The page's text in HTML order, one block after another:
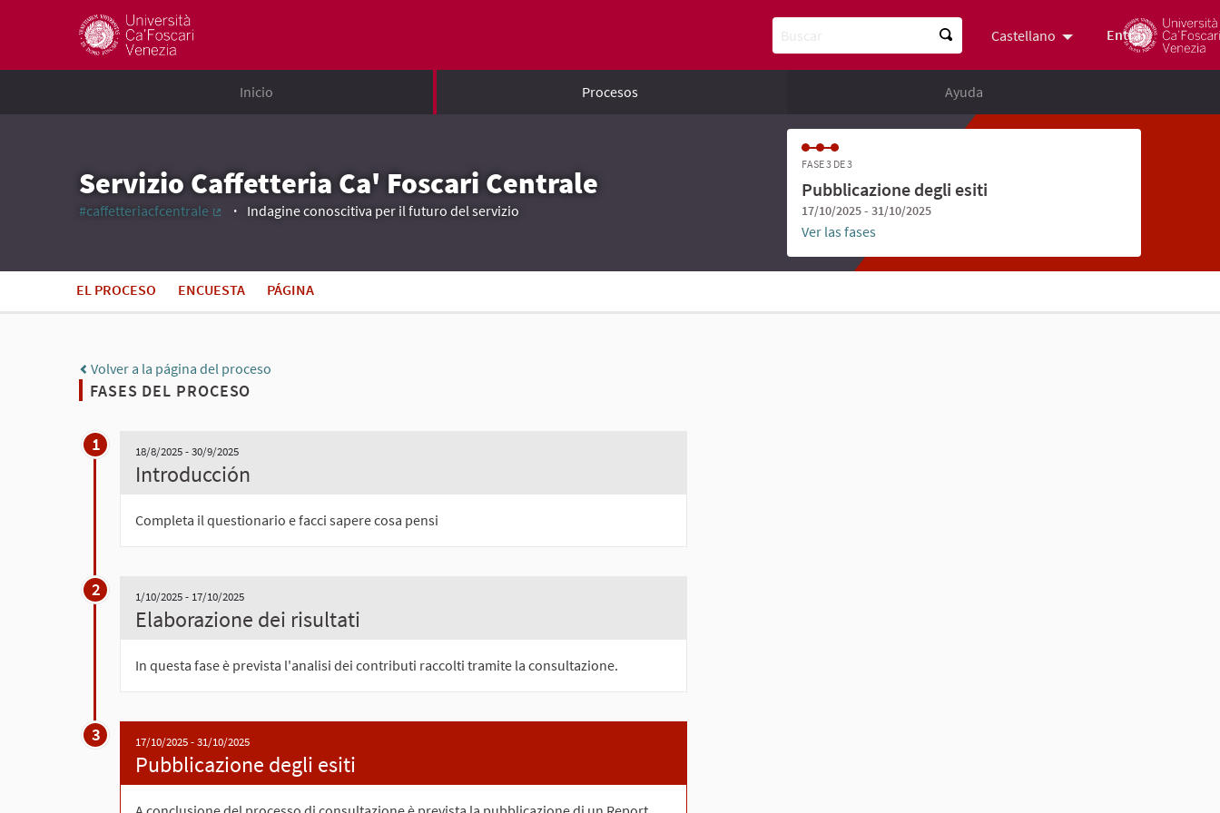
Castellano Scegli la linguaChoose
Entra
Inicio Procesos Ayuda
Servizio Caffetteria Ca' Foscari Centrale
#caffetteriacfcentrale
Indagine conoscitiva per il futuro del servizio
FASE 3 DE 3
Pubblicazione degli esiti
17/10/2025 - 31/10/2025
Ver las fases
EL PROCESO ENCUESTA PÁGINA
Volver a la página del proceso
FASES DEL PROCESO
1 18/8/2025 - 30/9/2025
Introducción
Completa il questionario e facci sapere cosa pensi
2 1/10/2025 - 17/10/2025
Elaborazione dei risultati
In questa fase è prevista l'analisi dei contributi raccolti tramite la consultazione.
3 17/10/2025 - 31/10/2025
Pubblicazione degli esiti